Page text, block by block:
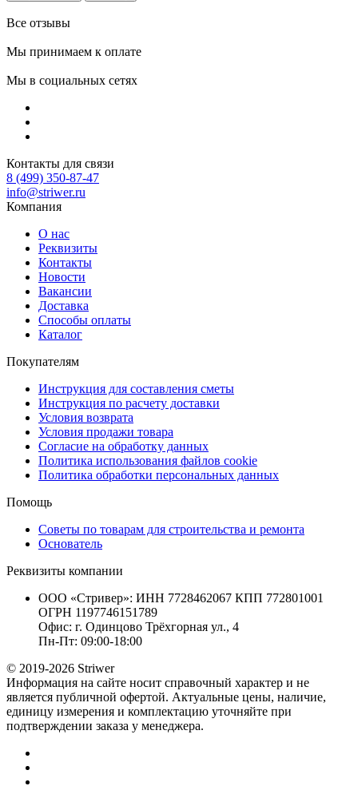
Все отзывы
Мы принимаем к оплате
Мы в социальных сетях
Контакты для связи
8 (499) 350-87-47
info@striwer.ru
Компания
О нас
Реквизиты
Контакты
Новости
Вакансии
Доставка
Способы оплаты
Каталог
Покупателям
Инструкция для составления сметы
Инструкция по расчету доставки
Условия возврата
Условия продажи товара
Согласие на обработку данных
Политика использования файлов cookie
Политика обработки персональных данных
Помощь
Советы по товарам для строительства и ремонта
Основатель
Реквизиты компании
ООО «Стривер»: ИНН 7728462067 КПП 772801001
ОГРН 1197746151789
Офис: г. Одинцово Трёхгорная ул., 4
Пн-Пт: 09:00-18:00
© 2019-2026 Striwer
Информация на сайте носит справочный характер и не
является публичной офертой. Актуальные цены, наличие,
единицу измерения и комплектацию уточняйте при
подтверждении заказа у менеджера.